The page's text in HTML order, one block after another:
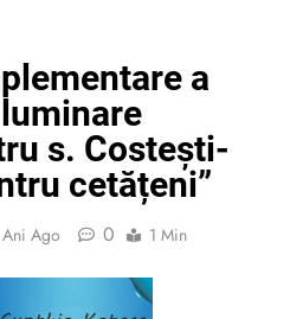
a
s. Costești-
cetățeni”
Ani Ago 0 1 Min